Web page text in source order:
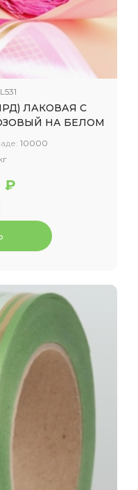
L531
ЛАКОВАЯ С
НА БЕЛОМ
10000
₽